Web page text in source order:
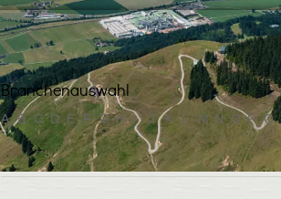
Branchenauswahl
A B C D E F G H I J K L M N O P Q